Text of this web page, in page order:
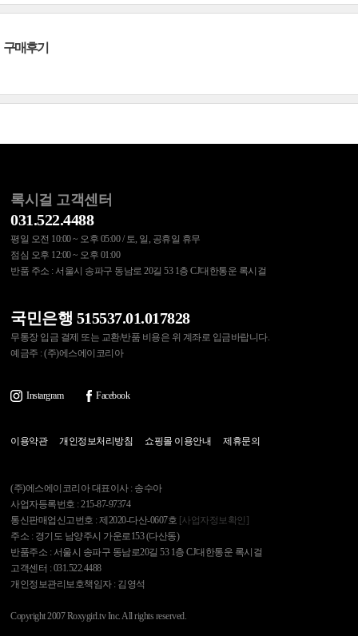
구매후기
록시걸 고객센터
031.522.4488
평일 오전 10:00 ~ 오후 05:00 / 토, 일, 공휴일 휴무
점심 오후 12:00 ~ 오후 01:00
반품 주소 : 서울시 송파구 동남로 20길 53 1층 CJ대한통운 록시걸
국민은행 515537.01.017828
무통장 입금 결제 또는 교환/반품 비용은 위 계좌로 입금바랍니다.
예금주 : (주)에스에이코리아
Instargram Facebook
이용약관 개인정보처리방침 쇼핑몰 이용안내 제휴문의
(주)에스에이코리아 대표이사 : 송수아
사업자등록번호 : 215-87-97374
통신판매업신고번호 : 제2020-다산-0607호 [사업자정보확인]
주소 : 경기도 남양주시 가운로153 (다산동)
반품주소 : 서울시 송파구 동남로20길 53 1층 CJ대한통운 록시걸
고객센터 : 031.522.4488
개인정보관리보호책임자 : 김영석
Copyright 2007 Roxygirl.tv Inc. All rights reserved.